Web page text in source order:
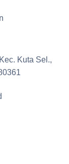
Kuta Sel.,